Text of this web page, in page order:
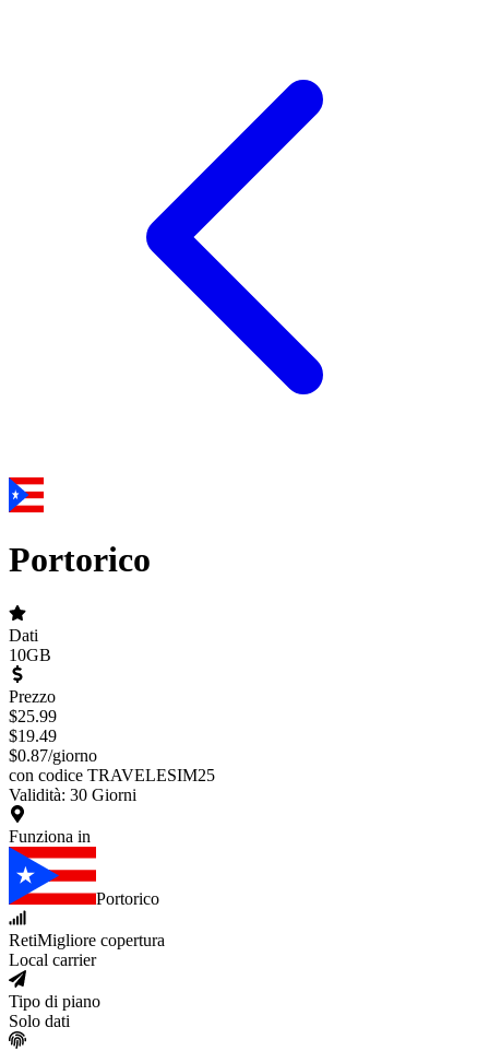
Portorico
Dati
10GB
Prezzo
$25.99
$19.49
$0.87/giorno
con codice TRAVELESIM25
Validità: 30 Giorni
Funziona in
Portorico
RetiMigliore copertura
Local carrier
Tipo di piano
Solo dati